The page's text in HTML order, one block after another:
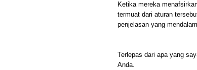
Ketika mereka
termuat dari aturan
penjelasan yang
Terlepas dari apa yang
Anda.